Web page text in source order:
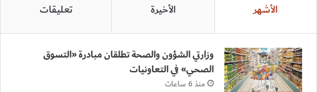
الأشهر الأخيرة تعليقات
وزارتي الشؤون والصحة تطلقان مبادرة «التسوق
الصحي» في التعاونيات
منذ 6 ساعات